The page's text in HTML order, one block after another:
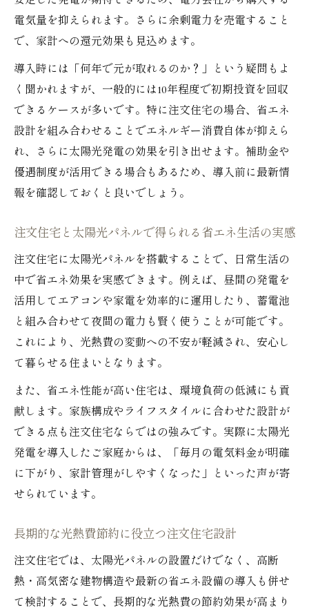
太陽光パネル導入で感じる家計負担の軽減
補助金も活用した注文住宅の太陽光パネル最新
注文住宅と補助金で太陽光パネル導入をお
得に
太陽光パネル設置と注文住宅の補助金制度
活用法
選び
注文住宅購入時に知っておきたい補助金情
報
太陽光発電が注文住宅に与える投資効果を考察
注文住宅における太陽光発電の投資対効果
とは
太陽光パネル搭載注文住宅の回収期間目安
注文住宅での太陽光発電投資のメリット検
証
太陽光発電の家計的リターンを注文住宅で
実感
注文住宅の資産価値と太陽光パネルの関係
性
びのコツ
注文住宅で選ぶ太陽光パネルの基礎知識
サステナブルな暮らしを叶える注文住宅設
計
電気量を抑えられます。さらに余剰電力を売電すること
で、家計への還元効果も見込めます。
導入時には「何年で元が取れるのか？」という疑問もよ
く聞かれますが、一般的には10年程度で初期投資を回収
できるケースが多いです。特に注文住宅の場合、省エネ
設計を組み合わせることでエネルギー消費自体が抑えら
れ、さらに太陽光発電の効果を引き出せます。補助金や
優遇制度が活用できる場合もあるため、導入前に最新情
報を確認しておくと良いでしょう。
注文住宅と太陽光パネルで得られる省エネ生活の実感
注文住宅に太陽光パネルを搭載することで、日常生活の
中で省エネ効果を実感できます。例えば、昼間の発電を
活用してエアコンや家電を効率的に運用したり、蓄電池
と組み合わせて夜間の電力も賢く使うことが可能です。
これにより、光熱費の変動への不安が軽減され、安心し
て暮らせる住まいとなります。
また、省エネ性能が高い住宅は、環境負荷の低減にも貢
献します。家族構成やライフスタイルに合わせた設計が
できる点も注文住宅ならではの強みです。実際に太陽光
発電を導入したご家庭からは、「毎月の電気料金が明確
に下がり、家計管理がしやすくなった」といった声が寄
せられています。
長期的な光熱費節約に役立つ注文住宅設計
注文住宅では、太陽光パネルの設置だけでなく、高断
熱・高気密な建物構造や最新の省エネ設備の導入も併せ
て検討することで、長期的な光熱費の節約効果が高まり